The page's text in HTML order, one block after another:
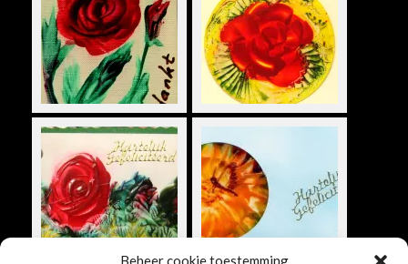
Beheer cookie toestemming